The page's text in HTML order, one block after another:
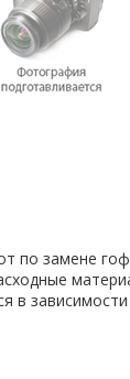
по замене
в